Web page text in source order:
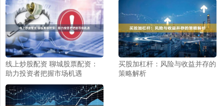
线上炒股配资 聊城股票配资：
助力投资者把握市场机遇
买股加杠杆：风险与收益并存的
策略解析